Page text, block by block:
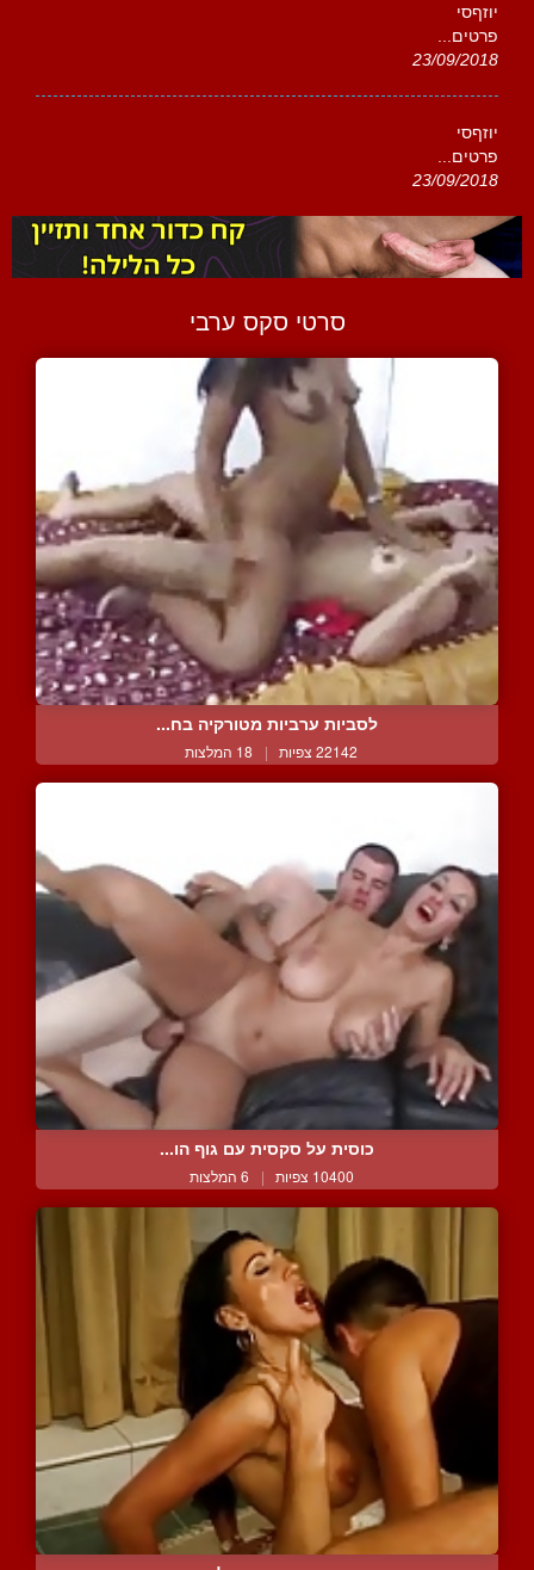
יוזףסי
פרטים...
23/09/2018
יוזףסי
פרטים...
23/09/2018
סרטי סקס ערבי
לסביות ערביות מטורקיה בח...
22142 צפיות | 18 המלצות
כוסית על סקסית עם גוף הו...
10400 צפיות | 6 המלצות